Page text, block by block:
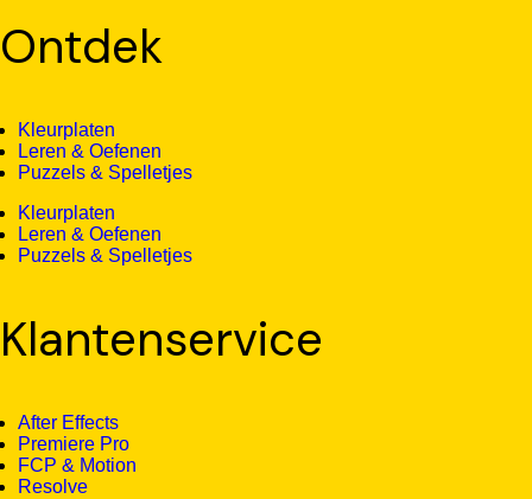
Ontdek
Kleurplaten
Leren & Oefenen
Puzzels & Spelletjes
Kleurplaten
Leren & Oefenen
Puzzels & Spelletjes
Klantenservice
After Effects
Premiere Pro
FCP & Motion
Resolve